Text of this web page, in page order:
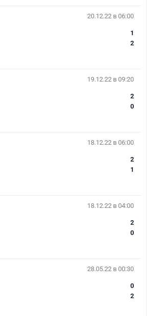
20.12.22 в 06:00
1
2
19.12.22 в 09:20
2
0
18.12.22 в 06:00
2
1
18.12.22 в 04:00
2
0
28.05.22 в 00:30
0
2